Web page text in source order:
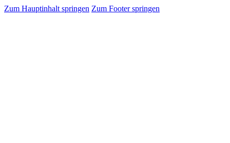
Zum Hauptinhalt springen Zum Footer springen